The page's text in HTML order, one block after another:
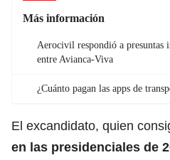
Más información
Aerocivil respondió a presuntas
entre Avianca-Viva
¿Cuánto pagan las apps de
El excandidato, quien
en las presidenciales de